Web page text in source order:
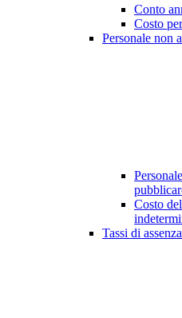
Conto
Costo
Personale non
Costo
Tassi di assenza